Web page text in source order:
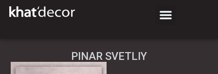
PINAR SVETLIY